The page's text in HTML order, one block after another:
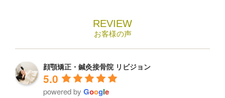
REVIEW
お客様の声
顔顎矯正・鍼灸接骨院 リビジョン
5.0
powered by Google